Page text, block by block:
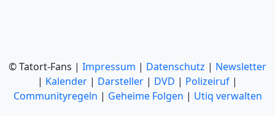
© Tatort-Fans | Impressum | Datenschutz | Newsletter
| Kalender | Darsteller | DVD | Polizeiruf |
Communityregeln | Geheime Folgen | Utiq verwalten